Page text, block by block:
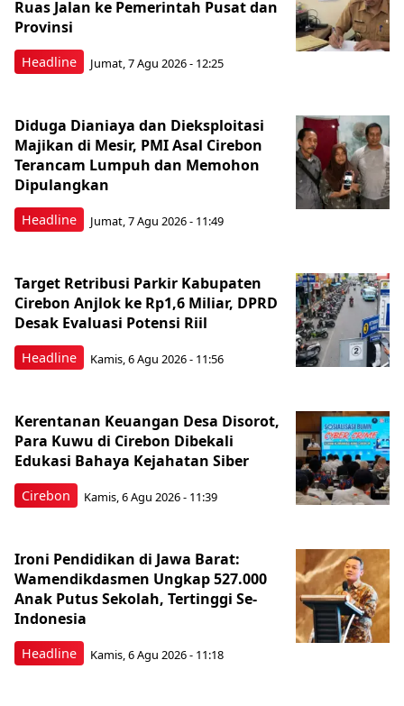
Headline
Ruas Jalan ke Pemerintah Pusat dan
Provinsi
Jumat, 7 Agu 2026 - 12:25
Headline
Diduga Dianiaya dan Dieksploitasi
Majikan di Mesir, PMI Asal Cirebon
Terancam Lumpuh dan Memohon
Dipulangkan
Jumat, 7 Agu 2026 - 11:49
Headline
Target Retribusi Parkir Kabupaten
Cirebon Anjlok ke Rp1,6 Miliar, DPRD
Desak Evaluasi Potensi Riil
Kamis, 6 Agu 2026 - 11:56
Cirebon
Kerentanan Keuangan Desa Disorot,
Para Kuwu di Cirebon Dibekali
Edukasi Bahaya Kejahatan Siber
Kamis, 6 Agu 2026 - 11:39
Headline
Ironi Pendidikan di Jawa Barat:
Wamendikdasmen Ungkap 527.000
Anak Putus Sekolah, Tertinggi Se-
Indonesia
Kamis, 6 Agu 2026 - 11:18